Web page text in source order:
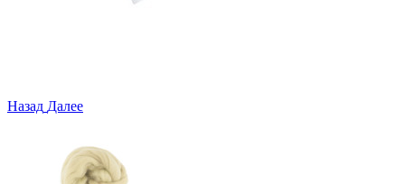
Назад Далее